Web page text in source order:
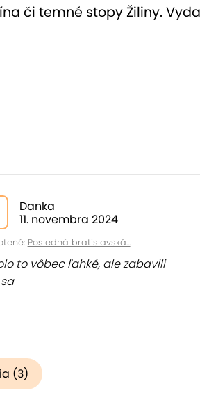
či temné stopy Žiliny.
Danka
11. novembra 2024
Posledná bratislavská...
to vôbec ľahké, ale zabavili
(3)